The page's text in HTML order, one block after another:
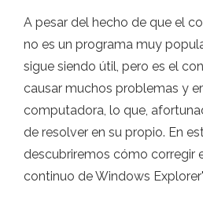
A pesar del hecho de que el
no es un programa muy
sigue siendo útil, pero es el
causar muchos problemas y
computadora, lo que,
de resolver en su propio. En
descubriremos cómo corregir
continuo de Windows